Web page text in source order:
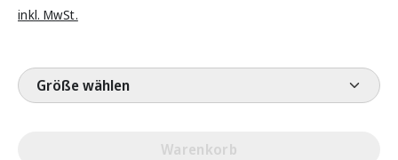
inkl. MwSt.
Größe wählen
Warenkorb